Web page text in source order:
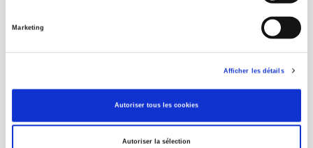
Marketing
Afficher les détails
Autoriser tous les cookies
Autoriser la sélection
Revue française de science politique 76-2, avril-juin